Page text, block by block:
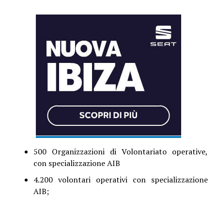
500 Organizzazioni di Volontariato operative,
con specializzazione AIB
4.200 volontari operativi con specializzazione
AIB;